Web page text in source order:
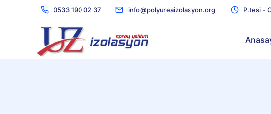
0533 190 02 37 info@polyureaizolasyon.org P.tesi -